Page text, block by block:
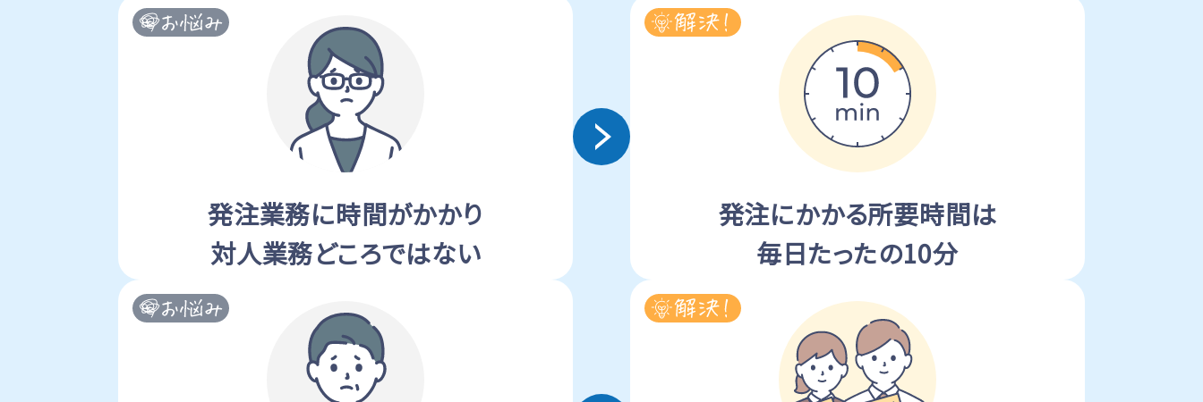
発注業務に時間がかかり
対人業務どころではない
発注にかかる所要時間は
毎日たったの10分